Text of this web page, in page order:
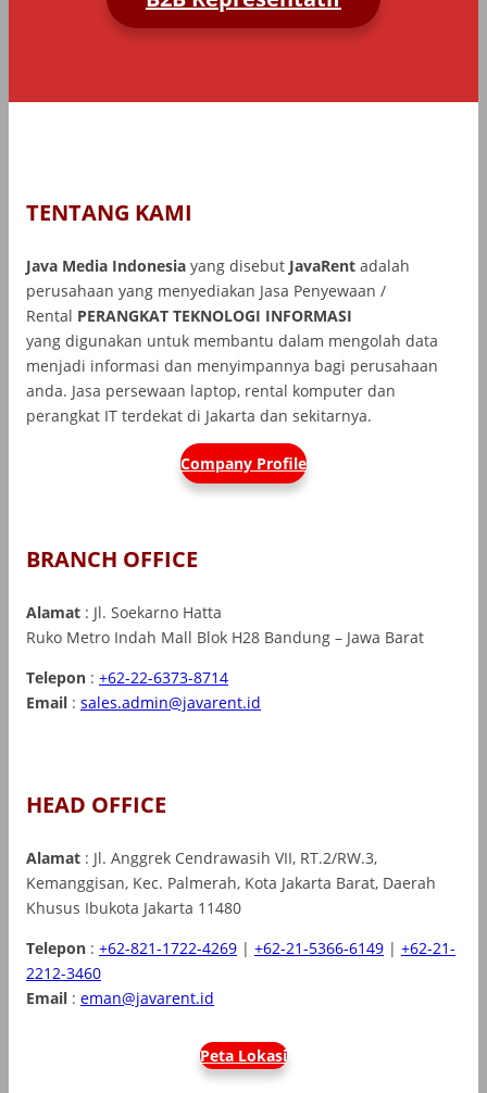
TENTANG KAMI
Java Media Indonesia yang disebut JavaRent adalah
perusahaan yang menyediakan Jasa Penyewaan /
Rental PERANGKAT TEKNOLOGI INFORMASI
yang digunakan untuk membantu dalam mengolah data
menjadi informasi dan menyimpannya bagi perusahaan
anda. Jasa persewaan laptop, rental komputer dan
perangkat IT terdekat di Jakarta dan sekitarnya.
Company Profile
BRANCH OFFICE
Alamat : Jl. Soekarno Hatta
Ruko Metro Indah Mall Blok H28 Bandung – Jawa Barat
Telepon : +62-22-6373-8714
Email : sales.admin@javarent.id
HEAD OFFICE
Alamat : Jl. Anggrek Cendrawasih VII, RT.2/RW.3,
Kemanggisan, Kec. Palmerah, Kota Jakarta Barat, Daerah
Khusus Ibukota Jakarta 11480
Telepon : +62-821-1722-4269 | +62-21-5366-6149 | +62-21-
2212-3460
Email : eman@javarent.id
Peta Lokasi